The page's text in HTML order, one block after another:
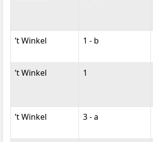
’t Winkel 1 - b
’t Winkel 1
’t Winkel 3 - a